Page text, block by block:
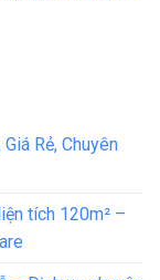
Rẻ, Chuyên
tích 120m² –